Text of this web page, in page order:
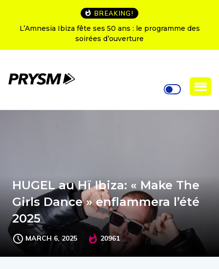
BREAKING!
L’Amnesia Ibiza fête ses 50 ans : le programme des
soirées d’ouverture
HUGEL au Hï Ibiza: « Make The
Girls Dance » enflammera l’été
2025
MARCH 6, 2025 20961